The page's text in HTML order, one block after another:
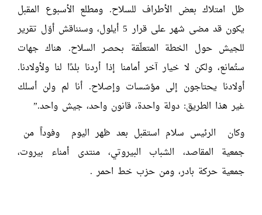
ظل امتلاك بعض الأطراف للسلاح. ومطلع الأسبوع المقبل
يكون قد مضى شهر على قرار 5 أيلول، وسنناقش أوّل تقرير
للجيش حول الخطة المتعلّقة بحصر السلاح. هناك جهات
ستُمانع، ولكن لا خيار آخر أمامنا إذا أردنا بلدًا لنا ولأولادنا.
أولادنا يحتاجون إلى مؤسّسات وإصلاح. أنا لم ولن أسلك
غير هذا الطريق: دولة واحدة، قانون واحد، جيش واحد.”
وكان الرئيس سلام استقبل بعد ظهر اليوم وفوداً من
جمعية المقاصد، الشباب البيروتي، منتدى أمناء بيروت،
جمعية حركة بادر، ومن حزب خط احمر .